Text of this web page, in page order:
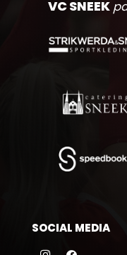
VC SNEEK
SOCIAL MEDIA